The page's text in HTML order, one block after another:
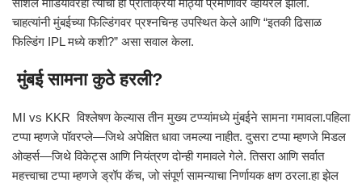
सोशल मीडियावरही त्याची ही प्रतिक्रिया मोठ्या प्रमाणावर व्हायरल झाली.
चाहत्यांनी मुंबईच्या फिल्डिंगवर प्रश्नचिन्ह उपस्थित केले आणि “इतकी ढिसाळ
फिल्डिंग IPL मध्ये कशी?” असा सवाल केला.
मुंबई सामना कुठे हरली?
MI vs KKR विश्लेषण केल्यास तीन मुख्य टप्प्यांमध्ये मुंबईने सामना गमावला.पहिला
टप्पा म्हणजे पॉवरप्ले—जिथे अपेक्षित धावा जमल्या नाहीत. दुसरा टप्पा म्हणजे मिडल
ओव्हर्स—जिथे विकेट्स आणि नियंत्रण दोन्ही गमावले गेले. तिसरा आणि सर्वात
महत्त्वाचा टप्पा म्हणजे ड्रॉप कॅच, जो संपूर्ण सामन्याचा निर्णायक क्षण ठरला.हा झेल